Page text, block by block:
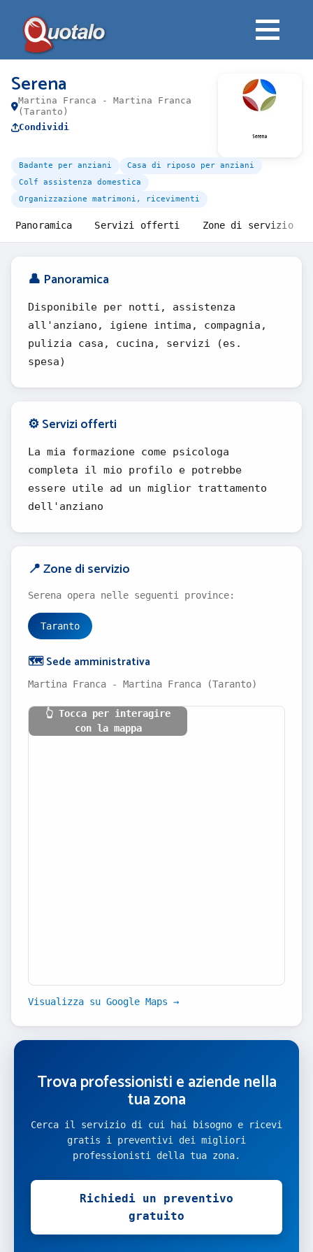
Serena
Martina Franca - Martina Franca
(Taranto)
Condividi
Badante per anziani
Casa di riposo per anziani
Colf assistenza domestica
Organizzazione matrimoni, ricevimenti
Panoramica Servizi offerti Zone di servizio
👤 Panoramica
Disponibile per notti, assistenza
all'anziano, igiene intima, compagnia,
pulizia casa, cucina, servizi (es.
spesa)
⚙️ Servizi offerti
La mia formazione come psicologa
completa il mio profilo e potrebbe
essere utile ad un miglior trattamento
dell'anziano
📍 Zone di servizio
Serena opera nelle seguenti province:
Taranto
🗺️ Sede amministrativa
Martina Franca - Martina Franca (Taranto)
👆 Tocca per interagire
con la mappa
Visualizza su Google Maps →
Trova professionisti e aziende nella
tua zona
Cerca il servizio di cui hai bisogno e ricevi
gratis i preventivi dei migliori
professionisti della tua zona.
Richiedi un preventivo
gratuito